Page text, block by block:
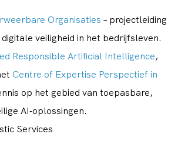
Organisaties – projectleiding
veiligheid in het bedrijfsleven.
Responsible Artificial Intelligence,
Centre of Expertise Perspectief in
op het gebied van toepasbare,
AI‑oplossingen.
Services